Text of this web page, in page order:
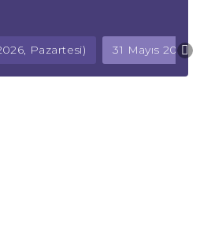
Pazartesi) 31 Mayıs 2026,